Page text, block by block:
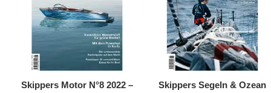
Skippers Motor N°8 2022 –
Skippers Segeln & Ozean